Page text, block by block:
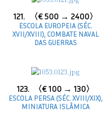
121. 〈€ 500 → 2400〉
ESCOLA EUROPEIA (SÉC.
XVII/XVIII), COMBATE NAVAL
DAS GUERRAS
123. 〈€ 100 → 130〉
ESCOLA PERSA (SÉC. XVIII/XIX),
MINIATURA ISLÂMICA